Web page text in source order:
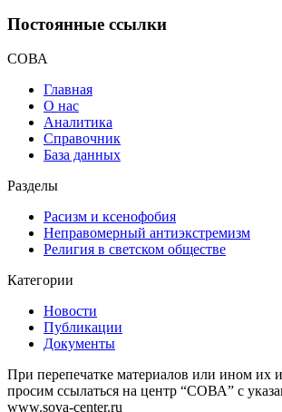
Постоянные ссылки
СОВА
Главная
О нас
Аналитика
Справочник
База данных
Разделы
Расизм и ксенофобия
Неправомерный антиэкстремизм
Религия в светском обществе
Категории
Новости
Публикации
Документы
При перепечатке материалов или ином их
просим ссылаться на центр “СОВА” с
www.sova-center.ru